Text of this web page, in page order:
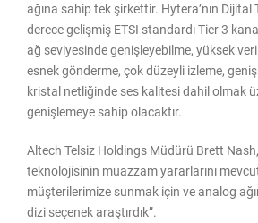
ağına sahip tek şirkettir. Hytera’nın Dijital
derece gelişmiş ETSI standardı Tier 3
ağ seviyesinde genişleyebilme, yüksek veri
esnek gönderme, çok düzeyli izleme,
kristal netliğinde ses kalitesi dahil olmak
genişlemeye sahip olacaktır.
Altech Telsiz Holdings Müdürü Brett
teknolojisinin muazzam yararlarını
müşterilerimize sunmak için ve analog
dizi seçenek araştırdık”.